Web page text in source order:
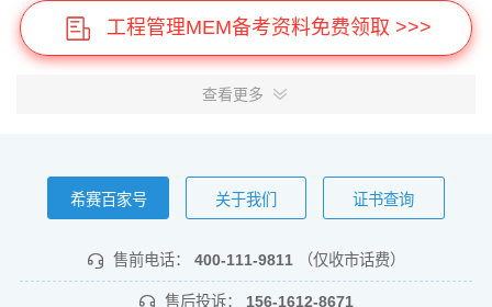
工程管理MEM备考资料免费领取 >>>
查看更多
希赛百家号 关于我们 证书查询
售前电话： 400-111-9811 （仅收市话费）
售后投诉： 156-1612-8671